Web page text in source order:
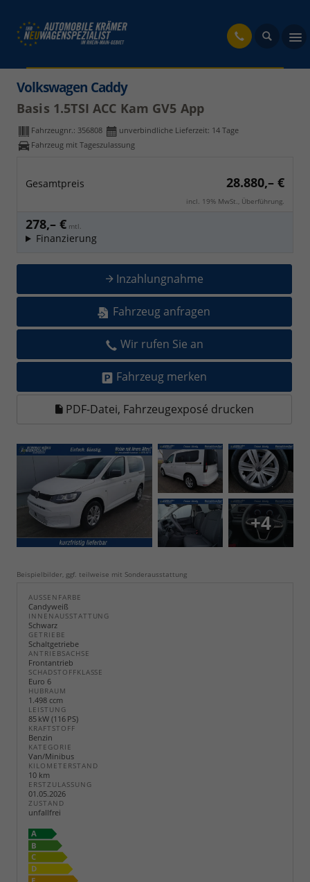
Volkswagen Caddy
Basis 1.5TSI ACC Kam GV5 App
Fahrzeugnr.: 356808 unverbindliche Lieferzeit: 14 Tage
Fahrzeug mit Tageszulassung
Gesamtpreis 28.880,– €
incl. 19% MwSt., Überführung.
278,– € mtl.
Finanzierung
Inzahlungnahme
Fahrzeug anfragen
Wir rufen Sie an
Fahrzeug merken
PDF-Datei, Fahrzeugexposé drucken
+4
Beispielbilder, ggf. teilweise mit Sonderausstattung
AUSSENFARBE
Candyweiß
INNENAUSSTATTUNG
Schwarz
GETRIEBE
Schaltgetriebe
ANTRIEBSACHSE
Frontantrieb
SCHADSTOFFKLASSE
Euro 6
HUBRAUM
1.498 ccm
LEISTUNG
85 kW (116 PS)
KRAFTSTOFF
Benzin
KATEGORIE
Van/Minibus
KILOMETERSTAND
10 km
ERSTZULASSUNG
01.05.2026
ZUSTAND
unfallfrei